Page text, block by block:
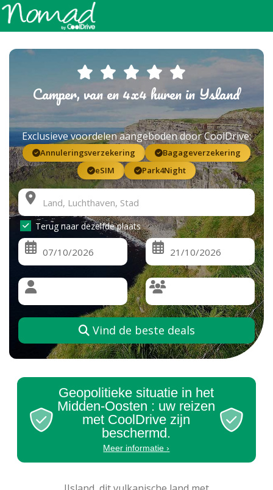
Camper, van en 4x4 huren in IJsland
Exclusieve voordelen aangeboden door CoolDrive:
Annuleringsverzekering
Bagageverzekering
eSIM
Park4Night
Terug naar dezelfde plaats
Vind de beste deals
Geopolitieke situatie in het
Midden-Oosten : uw reizen
met CoolDrive zijn
beschermd.
Meer informatie ›